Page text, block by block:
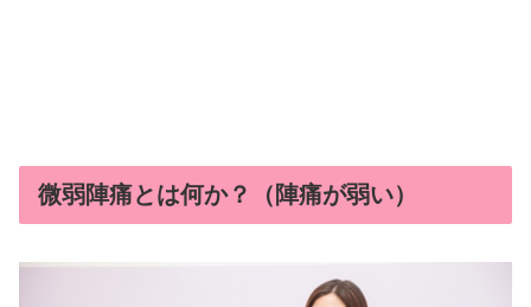
微弱陣痛とは何か？（陣痛が弱い）